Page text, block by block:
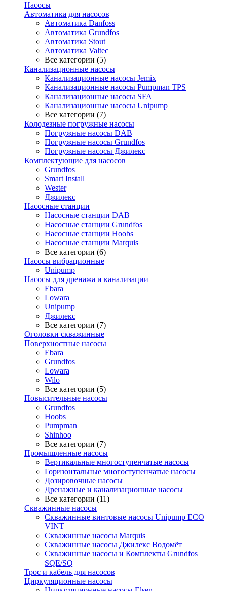
Насосы
Автоматика для насосов
Автоматика Danfoss
Автоматика Grundfos
Автоматика Stout
Автоматика Valtec
Все категории (5)
Канализационные насосы
Канализационные насосы Jemix
Канализационные насосы Pumpman TPS
Канализационные насосы SFA
Канализационные насосы Unipump
Все категории (7)
Колодезные погружные насосы
Погружные насосы DAB
Погружные насосы Grundfos
Погружные насосы Джилекс
Комплектующие для насосов
Grundfos
Smart Install
Wester
Джилекс
Насосные станции
Насосные станции DAB
Насосные станции Grundfos
Насосные станции Hoobs
Насосные станции Marquis
Все категории (6)
Насосы вибрационные
Unipump
Насосы для дренажа и канализации
Ebara
Lowara
Unipump
Джилекс
Все категории (7)
Оголовки скважинные
Поверхностные насосы
Ebara
Grundfos
Lowara
Wilo
Все категории (5)
Повысительные насосы
Grundfos
Hoobs
Pumpman
Shinhoo
Все категории (7)
Промышленные насосы
Вертикальные многоступенчатые насосы
Горизонтальные многоступенчатые насосы
Дозировочные насосы
Дренажные и канализационные насосы
Все категории (11)
Скважинные насосы
Скважинные винтовые насосы Unipump ECO
VINT
Скважинные насосы Marquis
Скважинные насосы Джилекс Водомёт
Скважинные насосы и Комплекты Grundfos
SQE/SQ
Трос и кабель для насосов
Циркуляционные насосы